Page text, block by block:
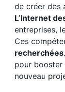
de créer des
L’Internet
entreprises,
Ces
recherchées
pour booster
nouveau